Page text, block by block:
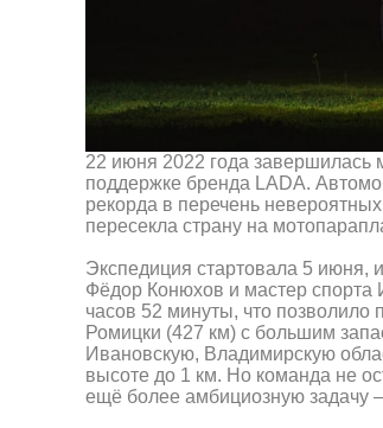
22 июня 2022 года завершилась
поддержке бренда LADA.
рекорда в перечень
пересекла страну на
Экспедиция стартовала 5 июня,
Фёдор Конюхов и мастер спорта
часов 52 минуты, что
Ромицки (427 км) с большим
Ивановскую, Владимирскую
высоте до 1 км. Но команда не
ещё более амбициозную задачу